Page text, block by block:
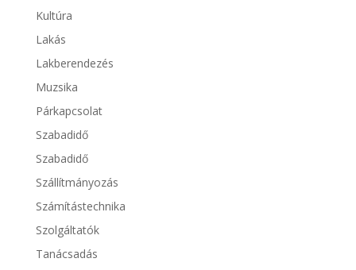
Kultúra
Lakás
Lakberendezés
Muzsika
Párkapcsolat
Szabadidő
Szabadidő
Szállítmányozás
Számítástechnika
Szolgáltatók
Tanácsadás